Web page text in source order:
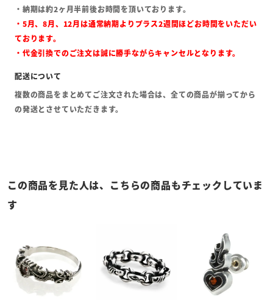
・納期は約2ヶ月半前後お時間を頂いております。
・5月、8月、12月は通常納期よりプラス2週間ほどお時間をいただい
ております。
・代金引換でのご注文は誠に勝手ながらキャンセルとなります。
複数の商品をまとめてご注文された場合は、全ての商品が揃ってから
の発送とさせていただきます。
この商品を見た人は、こちらの商品もチェックしていま
す